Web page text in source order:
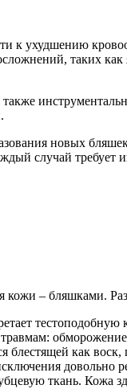
к ухудшению
таких
новых
случай требует
– бляшками.
блестящей как
довольно
ткань. Кожа